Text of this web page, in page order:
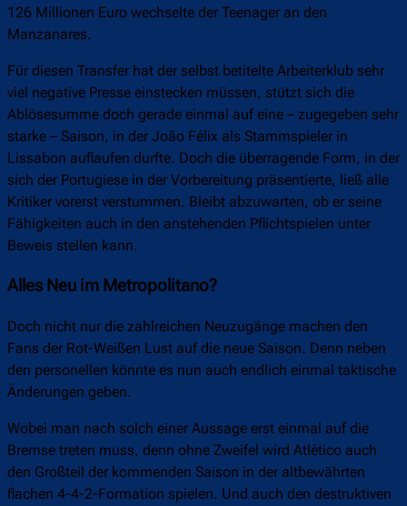
126 Millionen Euro wechselte der Teenager an den
Manzanares.
Für diesen Transfer hat der selbst betitelte Arbeiterklub sehr
viel negative Presse einstecken müssen, stützt sich die
Ablösesumme doch gerade einmal auf eine – zugegeben sehr
starke – Saison, in der João Félix als Stammspieler in
Lissabon auflaufen durfte. Doch die überragende Form, in der
sich der Portugiese in der Vorbereitung präsentierte, ließ alle
Kritiker vorerst verstummen. Bleibt abzuwarten, ob er seine
Fähigkeiten auch in den anstehenden Pflichtspielen unter
Beweis stellen kann.
Alles Neu im Metropolitano?
Doch nicht nur die zahlreichen Neuzugänge machen den
Fans der Rot-Weißen Lust auf die neue Saison. Denn neben
den personellen könnte es nun auch endlich einmal taktische
Änderungen geben.
Wobei man nach solch einer Aussage erst einmal auf die
Bremse treten muss, denn ohne Zweifel wird Atlético auch
den Großteil der kommenden Saison in der altbewährten
flachen 4-4-2-Formation spielen. Und auch den destruktiven